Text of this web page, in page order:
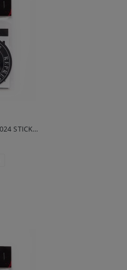
BRAINDEADFAMILIA-2024 STICKER PACK